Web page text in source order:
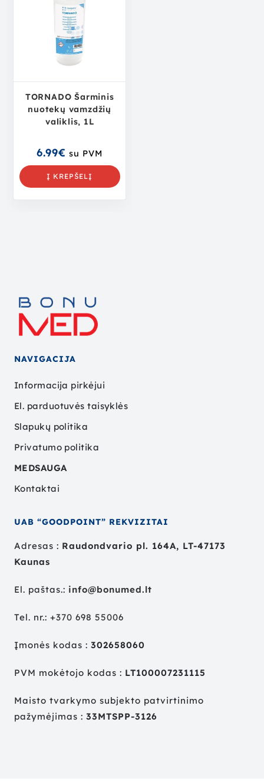
TORNADO Šarminis
nuotekų vamzdžių
valiklis, 1L
6.99€ su PVM
Į KREPŠELĮ
NAVIGACIJA
Informacija pirkėjui
El. parduotuvės taisyklės
Slapukų politika
Privatumo politika
MEDSAUGA
Kontaktai
UAB “GOODPOINT” REKVIZITAI
Adresas : Raudondvario pl. 164A, LT-47173
Kaunas
El. paštas.: info@bonumed.lt
Tel. nr.: +370 698 55006
Įmonės kodas : 302658060
PVM mokėtojo kodas : LT100007231115
Maisto tvarkymo subjekto patvirtinimo
pažymėjimas : 33MTSPP-3126